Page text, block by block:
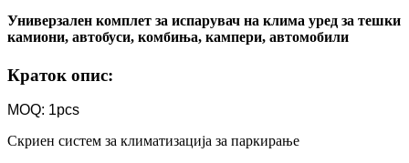
Универзален комплет за испарувач на клима уред за тешки
камиони, автобуси, комбиња, кампери, автомобили
Краток опис:
MOQ: 1pcs
Скриен систем за климатизација за паркирање